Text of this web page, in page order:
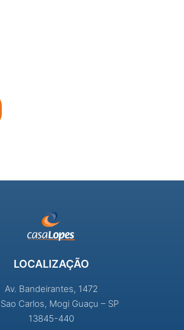
LOCALIZAÇÃO
Av. Bandeirantes, 1472
Carlos, Mogi Guaçu – SP
13845-440